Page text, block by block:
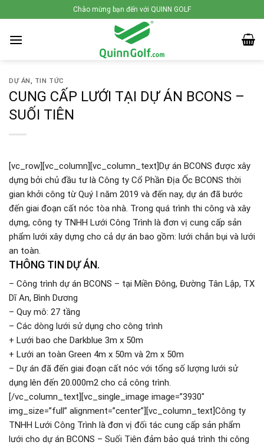
to
content
Chào mừng bạn đến với QUINN GOLF
DỰ ÁN, TIN TỨC
CUNG CẤP LƯỚI TẠI DỰ ÁN BCONS –
SUỐI TIÊN
[vc_row][vc_column][vc_column_text]Dự án BCONS được xây
dựng bởi chủ đầu tư là Công ty Cổ Phần Địa Ốc BCONS thời
gian khởi công từ Quý I năm 2019 và đến nay, dự án đã bước
đến giai đoạn cất nóc tòa nhà. Trong quá trình thi công và xây
dựng, công ty TNHH Lưới Công Trình là đơn vị cung cấp sản
phẩm lưới xây dựng cho cả dự án bao gồm: lưới chắn bụi và lưới
an toàn.
THÔNG TIN DỰ ÁN.
– Công trình dự án BCONS – tại Miền Đông, Đường Tân Lập, TX
Dĩ An, Bình Dương
– Quy mô: 27 tầng
– Các dòng lưới sử dụng cho công trình
+ Lưới bao che Darkblue 3m x 50m
+ Lưới an toàn Green 4m x 50m và 2m x 50m
– Dự án đã đến giai đoạn cất nóc với tổng số lượng lưới sử
dụng lên đến 20.000m2 cho cả công trình.
[/vc_column_text][vc_single_image image=”3930″
img_size=”full” alignment=”center”][vc_column_text]Công ty
TNHH Lưới Công Trình là đơn vị đối tác cung cấp sản phẩm
lưới cho dự án BCONS – Suối Tiên đảm bảo quá trình thi công